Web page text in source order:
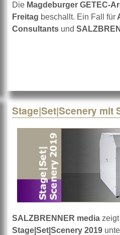
in der IHK in
Die Magdeburger GETEC-
Freitag beschallt. Ein Fall für
Consultants und
Stage|Set|Scenery mit
SALZBRENNER media
Stage|Set|Scenery 2019